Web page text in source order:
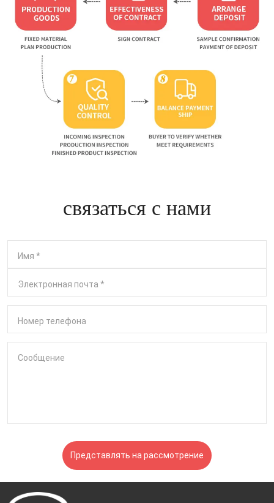
связаться с нами
Имя *
Электронная почта *
Номер телефона
Сообщение
Представлять на рассмотрение